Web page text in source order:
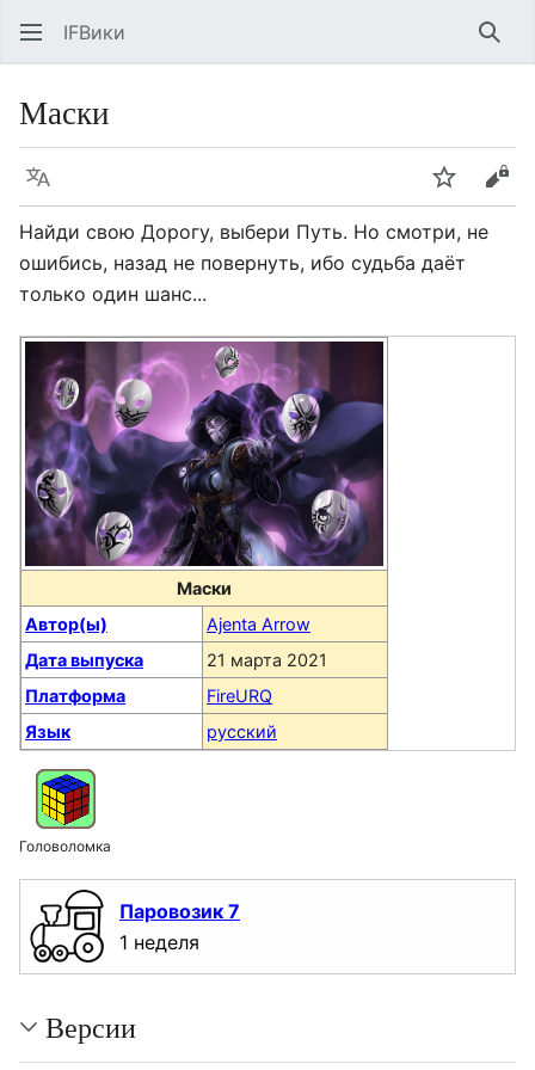
IFВики
Маски
Язык Следить
Найди свою Дорогу, выбери Путь. Но смотри, не
ошибись, назад не повернуть, ибо судьба даёт
только один шанс...
Маски
Автор(ы)
Ajenta Arrow
Дата выпуска
21 марта 2021
Платформа
FireURQ
Язык
русский
Головоломка
Паровозик 7
1 неделя
Версии